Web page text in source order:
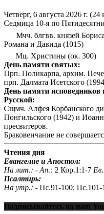
Четверг, 6 августа 2026 г. (24
Седмица 10-я по
Мчч. блгвв. князей
Романа и Давида (1015)
Мц. Христины (ок. 300)
День памяти святых:
Прп. Поликарпа, архим.
прп. Далмата Исетского
День памяти
Русской:
Сщмч. Алфея Корбанского
Понгильского (1942) и
пресвитеров.
Браковенчание не
Чтения дня
Евангелие и Апостол:
На лит.: - Ап.: 2 Кор.1:1-7
Псалтирь:
На утр.: - Пс.91-100; Пс.101-
Подписывайтесь на наш